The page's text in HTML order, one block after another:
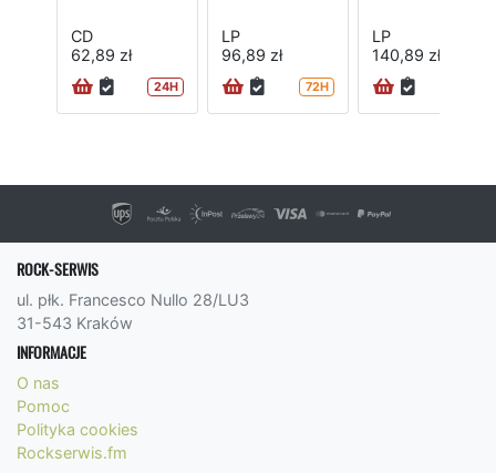
CD
62,89 zł
24H
LP
96,89 zł
72H
LP
140,89 zł
ROCK-SERWIS
ul. płk. Francesco Nullo 28/LU3
31-543 Kraków
INFORMACJE
O nas
Pomoc
Polityka cookies
Rockserwis.fm